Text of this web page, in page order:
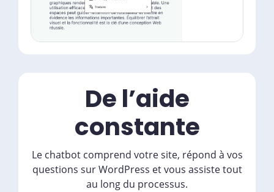
De l’aide
constante
Le chatbot comprend votre site, répond à vos
questions sur WordPress et vous assiste tout
au long du processus.